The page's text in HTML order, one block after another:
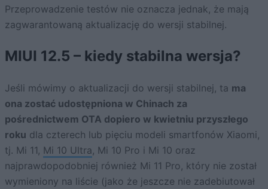
Przeprowadzenie testów nie oznacza jednak, że mają
zagwarantowaną aktualizację do wersji stabilnej.
MIUI 12.5 – kiedy stabilna wersja?
Jeśli mówimy o aktualizacji do wersji stabilnej, ta ma
ona zostać udostępniona w Chinach za
pośrednictwem OTA dopiero w kwietniu przyszłego
roku dla czterech lub pięciu modeli smartfonów Xiaomi,
tj. Mi 11, Mi 10 Ultra, Mi 10 Pro i Mi 10 oraz
najprawdopodobniej również Mi 11 Pro, który nie został
wymieniony na liście (jako że jeszcze nie zadebiutował